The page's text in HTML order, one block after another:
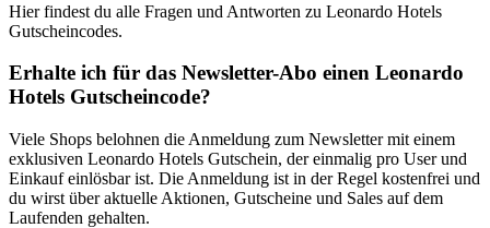
Hier findest du alle Fragen und Antworten zu Leonardo Hotels
Gutscheincodes.
Erhalte ich für das Newsletter-Abo einen Leonardo
Hotels Gutscheincode?
Viele Shops belohnen die Anmeldung zum Newsletter mit einem
exklusiven Leonardo Hotels Gutschein, der einmalig pro User und
Einkauf einlösbar ist. Die Anmeldung ist in der Regel kostenfrei und
du wirst über aktuelle Aktionen, Gutscheine und Sales auf dem
Laufenden gehalten.